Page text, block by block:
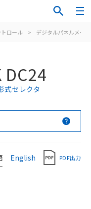
トロール > デジタルパネルメータ
DC24
式セレクタ
English PDF出力